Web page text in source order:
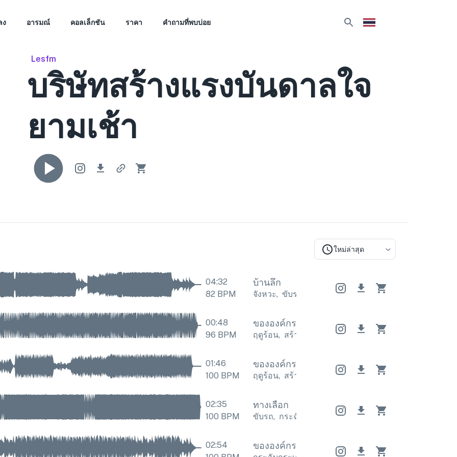
ง อารมณ์ คอลเล็กชัน ราคา คำถามที่พบบ่อย
Lesfm
บริษัทสร้างแรงบันดาลใจ
ยามเช้า
ใหม่ล่าสุด
04:32
82BPM
บ้านลึก
จังหวะ, ขับรถ ขับรถ จังหวะ
00:48
96 BPM
ขององค์กร ขององค์กร ขององค์กร
ฤดูร้อน, สร้างแรงบันดาลใจ ฤดูร้อน,
01:46
100 BPM
ขององค์กร ขององค์กร ขององค์กร
ฤดูร้อน, สร้างแรงบันดาลใจ ฤดูร้อน,
02:35
100 BPM
ทางเลือก
ขับรถ, กระฉับกระเฉง ขับรถ , กระฉับกระเฉง
02:54
ขององค์กร ขององค์กร ขององค์กร